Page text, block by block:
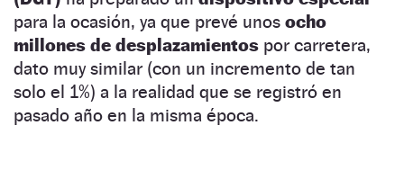
para la ocasión, ya que prevé unos ocho
millones de desplazamientos por carretera,
dato muy similar (con un incremento de tan
solo el 1%) a la realidad que se registró en
pasado año en la misma época.